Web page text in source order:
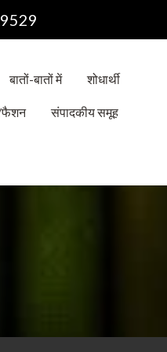
बातों-बातों में शोधार्थी
फैशन संपादकीय समूह